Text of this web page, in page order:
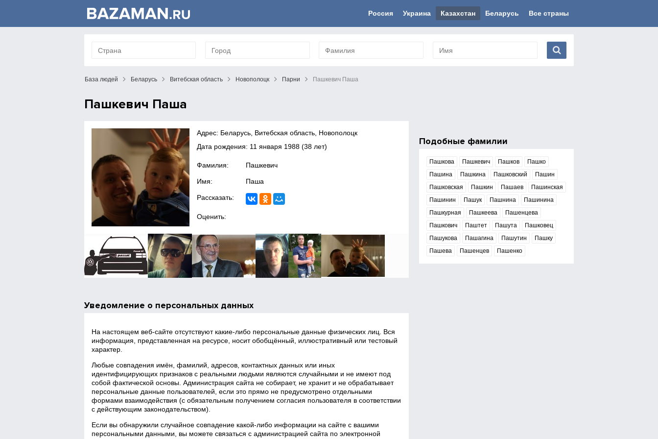
Россия Украина Казахстан Беларусь Все страны
База людей Беларусь Витебская область Новополоцк Парни Пашкевич Паша
Пашкевич Паша
Адрес: Беларусь, Витебская область, Новополоцк
Дата рождения: 11 января 1988 (38 лет)
Фамилия: Пашкевич
Имя: Паша
Рассказать:
Оценить:
Уведомление о персональных данных
На настоящем веб‑сайте отсутствуют какие‑либо персональные данные физических лиц. Вся
информация, представленная на ресурсе, носит обобщённый, иллюстративный или тестовый
характер.
Любые совпадения имён, фамилий, адресов, контактных данных или иных
идентифицирующих признаков с реальными людьми являются случайными и не имеют под
собой фактической основы. Администрация сайта не собирает, не хранит и не обрабатывает
персональные данные пользователей, если это прямо не предусмотрено отдельными
формами взаимодействия (с обязательным получением согласия пользователя в соответствии
с действующим законодательством).
Если вы обнаружили случайное совпадение какой‑либо информации на сайте с вашими
персональными данными, вы можете связаться с администрацией сайта по электронной
Подобные фамилии
Пашкова Пашкевич Пашков
Пашко
Пашина
Пашкина Пашковский
Пашин
Пашковская
Пашкин Пашаев
Пашинская
Пашинин
Пашук Пашнина
Пашинина
Пашкурная
Пашкеева
Пашенцева
Пашкович
Паштет Пашута
Пашковец
Пашукова
Пашагина Пашутин
Пашку
Пашева
Пашенцев Пашенко